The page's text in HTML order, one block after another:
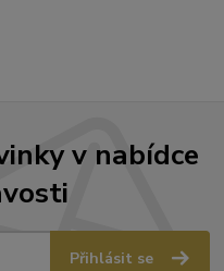
v nabídce
Přihlásit se